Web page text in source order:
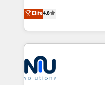
and data-driven campaigns. Winners of
Global HEART Award,
Connect with us to see
better together 🏆
implementaciones de
optimización de procesos
más de 6 años de
implementaciones
ERPs, e-commerce,
WhatsApp y sistemas
multicultural trabaja en
Elite4.8